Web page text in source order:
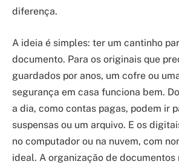
diferença.
A ideia é simples: ter um cantinho
documento. Para os originais que
guardados por anos, um cofre ou
segurança em casa funciona bem.
a dia, como contas pagas, podem ir
suspensas ou um arquivo. E os
no computador ou na nuvem, com
ideal. A organização de documentos